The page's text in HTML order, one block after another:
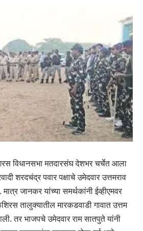
विधानसभा मतदारसंघ देशभर चर्चेत आला
शरदचंद्र पवार पक्षाचे उमेदवार उत्तमराव
जानकर यांच्या समर्थकांनी ईव्हीएमवर
तालुक्यातील मारकडवाडी गावात उत्तम
तर भाजपचे उमेदवार राम सातपुते यांनी